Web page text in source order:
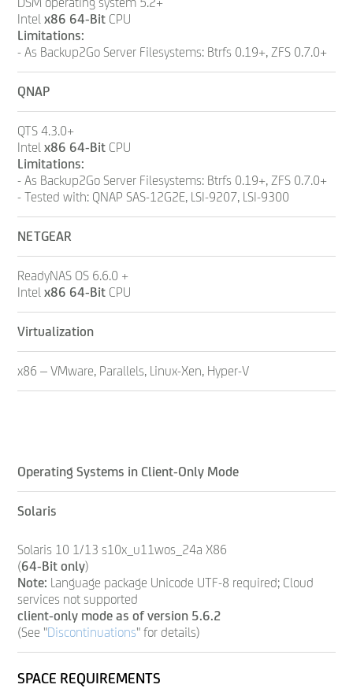
Intel x86 64-Bit CPU
Limitations:
- As Backup2Go Server Filesystems: Btrfs 0.19+, ZFS 0.7.0+
QNAP
QTS 4.3.0+
Intel x86 64-Bit CPU
Limitations:
- As Backup2Go Server Filesystems: Btrfs 0.19+, ZFS 0.7.0+
- Tested with: QNAP SAS-12G2E, LSI-9207, LSI-9300
NETGEAR
ReadyNAS OS 6.6.0 +
Intel x86 64-Bit CPU
Virtualization
x86 – VMware, Parallels, Linux-Xen, Hyper-V
Operating Systems in Client-Only Mode
Solaris
Solaris 10 1/13 s10x_u11wos_24a X86
(64-Bit only)
Note: Language package Unicode UTF-8 required; Cloud
services not supported
client-only mode as of version 5.6.2
(See "Discontinuations" for details)
SPACE REQUIREMENTS